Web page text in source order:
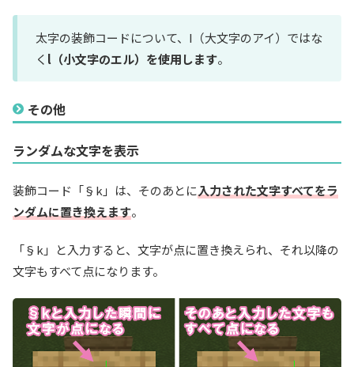
太字の装飾コードについて、I（大文字のアイ）ではな
く l（小文字のエル）を使用します。
その他
ランダムな文字を表示
装飾コード「§k」は、そのあとに入力された文字すべてをラ
ンダムに置き換えます。
「§k」と入力すると、文字が点に置き換えられ、それ以降の
文字もすべて点になります。